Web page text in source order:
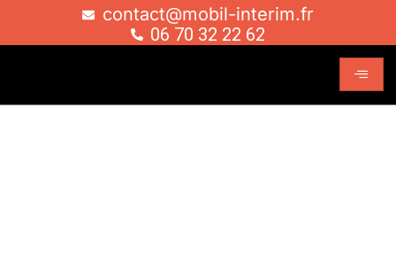
contact@mobil-interim.fr
06 70 32 22 62